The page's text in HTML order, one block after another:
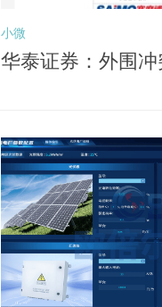
小微
华泰证券：外围